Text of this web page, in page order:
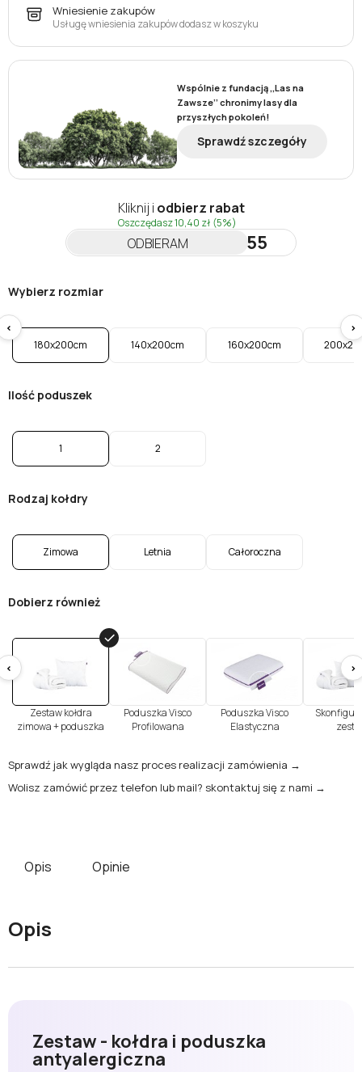
Wniesienie zakupów
Usługę wniesienia zakupów dodasz w koszyku
Wspólnie z fundacją ,,Las na
Zawsze’’ chronimy lasy dla
przyszłych pokoleń!
Sprawdź szczegóły
Kliknij i odbierz rabat
Oszczędasz10,40 zł (5%)
ODBIERAM
NEWSLETTER55
Wybierz rozmiar
180x200cm 140x200cm 160x200cm
< >
Ilość poduszek
1 2
Rodzaj kołdry
Zimowa Letnia Całoroczna
Dobierz również
Zestaw kołdra
zimowa + poduszka
Poduszka Visco
Profilowana
Poduszka Visco
Elastyczna
< >
Sprawdź jak wygląda nasz proces realizacji zamówienia →
Wolisz zamówić przez telefon lub mail? skontaktuj się z nami →
Opis Opinie
Opis
Zestaw - kołdra i poduszka
antyalergiczna